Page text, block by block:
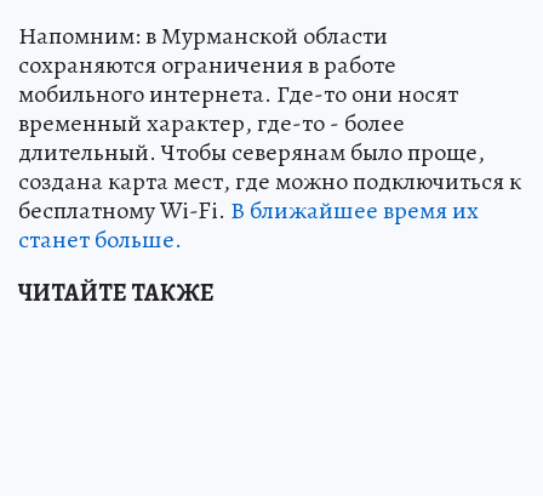
Напомним: в Мурманской области
сохраняются ограничения в работе
мобильного интернета. Где-то они носят
временный характер, где-то - более
длительный. Чтобы северянам было проще,
создана карта мест, где можно подключиться к
бесплатному Wi-Fi. В ближайшее время их
станет больше.
ЧИТАЙТЕ ТАКЖЕ